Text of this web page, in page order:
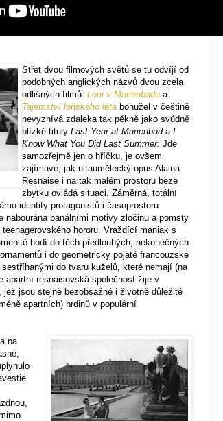
Střet dvou filmových světů se tu odvíjí od
podobných anglických názvů dvou zcela
odlišných filmů: Loni v Marienbadu a
Tajemství loňského léta bohužel v češtině
nevyznívá zdaleka tak pěkně jako svůdně
blízké tituly Last Year at Marienbada I
Know What You Did Last Summer. Jde
samozřejmě jen o hříčku, je ovšem
zajímavé, jak ultaumělecký opus Alaina
Resnaise i na tak malém prostoru beze
zbytku ovládá situaci. Záměrná, totální
identity protagonistů i časoprostoru
nabourána banálními motivy zločinu a pomsty
hororu. Vraždící maniak s
hodí do těch předlouhých, nekonečných
i do geometricky pojaté francouzské
do tvaru kuželů, které nemají (na
apartní resnaisovská společnost žije v
jež jsou stejně bezobsažné i životně důležité
apartních) hrdinů v populární
na